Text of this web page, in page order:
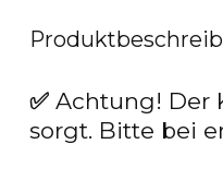
✅ Achtung! Der
sorgt. Bitte bei